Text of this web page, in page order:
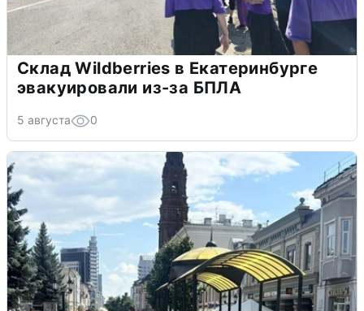
Склад Wildberries в Екатеринбурге
эвакуировали из-за БПЛА
5 августа 0